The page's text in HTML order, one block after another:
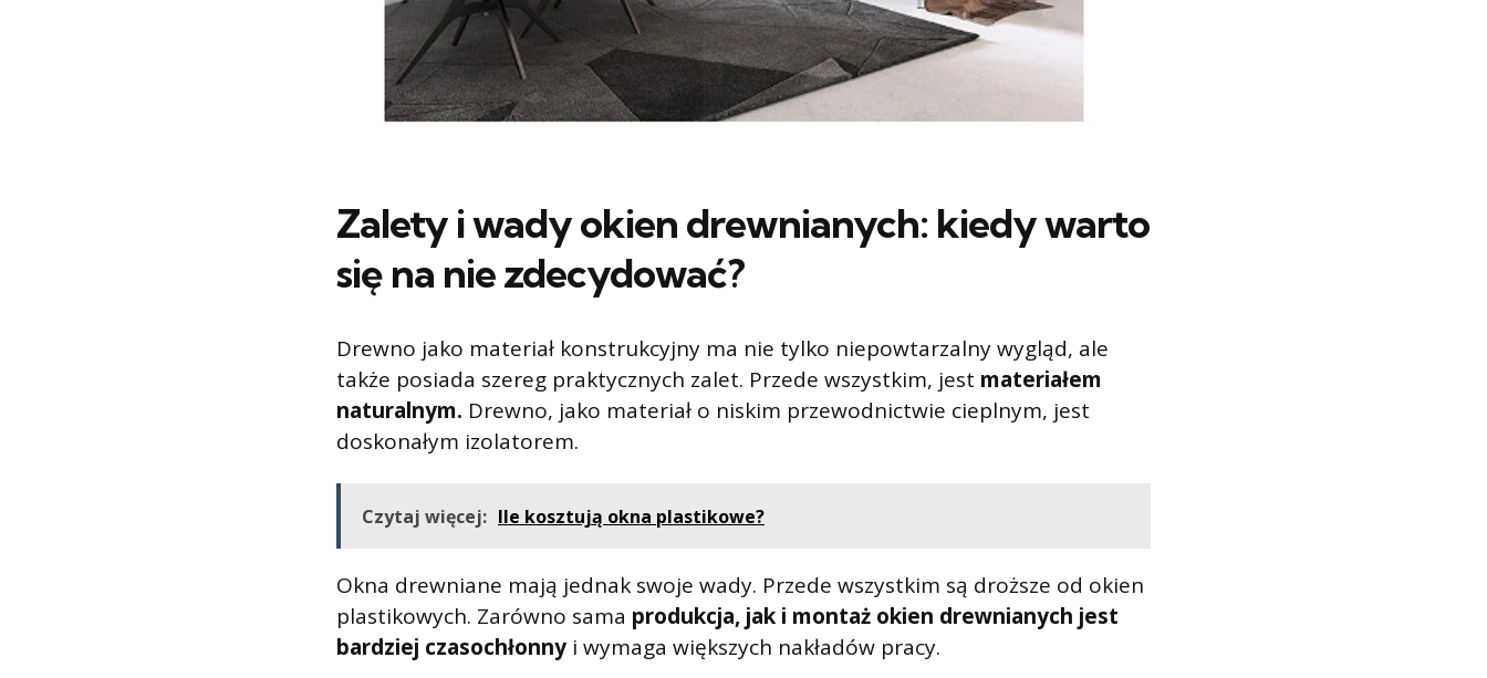
Zalety i wady okien drewnianych: kiedy warto
się na nie zdecydować?
Drewno jako materiał konstrukcyjny ma nie tylko niepowtarzalny wygląd, ale
także posiada szereg praktycznych zalet. Przede wszystkim, jest materiałem
naturalnym. Drewno, jako materiał o niskim przewodnictwie cieplnym, jest
doskonałym izolatorem.
Czytaj więcej: Ile kosztują okna plastikowe?
Okna drewniane mają jednak swoje wady. Przede wszystkim są droższe od okien
plastikowych. Zarówno sama produkcja, jak i montaż okien drewnianych jest
bardziej czasochłonny i wymaga większych nakładów pracy.